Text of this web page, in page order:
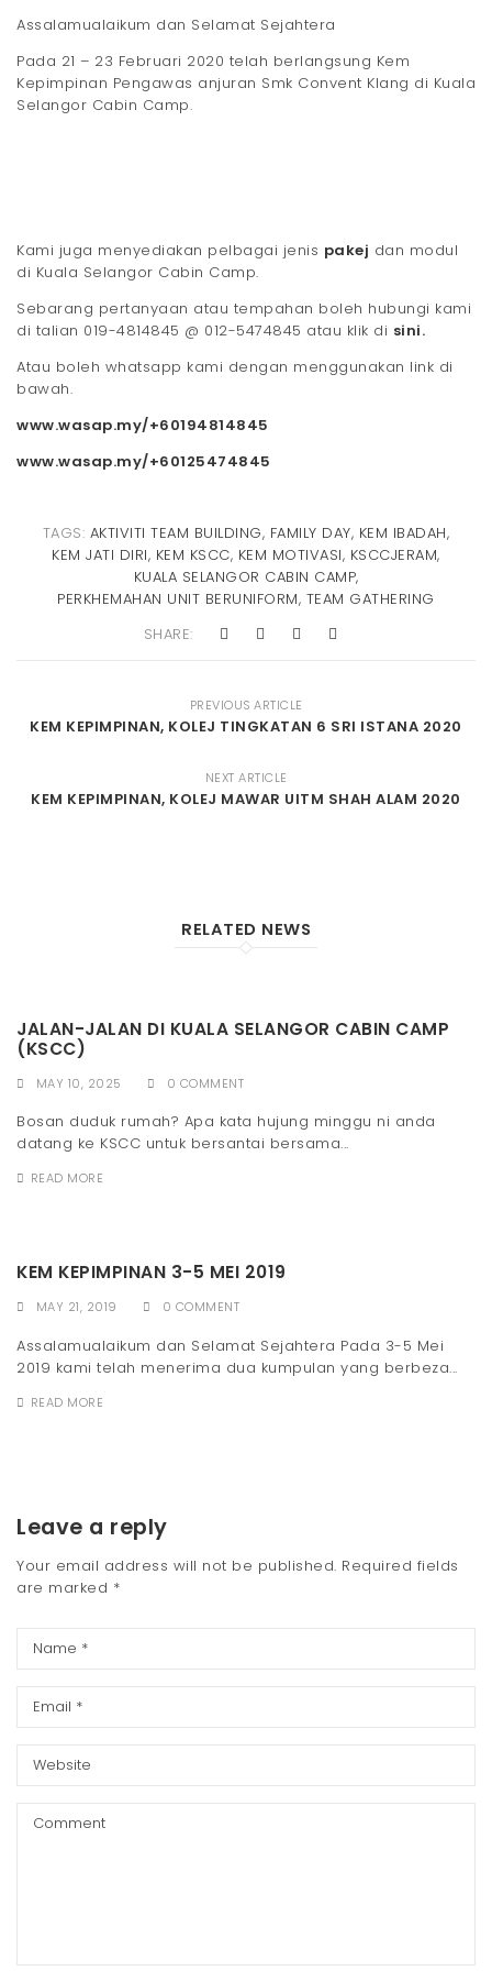
t
i
o
Assalamualaikum dan Selamat Sejahtera
Pada 21 – 23 Februari 2020 telah berlangsung Kem
Kepimpinan Pengawas anjuran Smk Convent Klang di Kuala
Selangor Cabin Camp.
Kami juga menyediakan pelbagai jenis pakej dan modul
di Kuala Selangor Cabin Camp.
Sebarang pertanyaan atau tempahan boleh hubungi kami
di talian 019-4814845 @ 012-5474845 atau klik di sini.
Atau boleh whatsapp kami dengan menggunakan link di
bawah.
www.wasap.my/+60194814845
www.wasap.my/+60125474845
TAGS: AKTIVITI TEAM BUILDING, FAMILY DAY, KEM IBADAH,
KEM JATI DIRI, KEM KSCC, KEM MOTIVASI, KSCCJERAM,
KUALA SELANGOR CABIN CAMP,
PERKHEMAHAN UNIT BERUNIFORM, TEAM GATHERING
SHARE:
PREVIOUS ARTICLE
KEM KEPIMPINAN, KOLEJ TINGKATAN 6 SRI ISTANA 2020
NEXT ARTICLE
KEM KEPIMPINAN, KOLEJ MAWAR UITM SHAH ALAM 2020
RELATED NEWS
JALAN-JALAN DI KUALA SELANGOR CABIN CAMP
(KSCC)
MAY 10, 2025 0 COMMENT
Bosan duduk rumah? Apa kata hujung minggu ni anda
datang ke KSCC untuk bersantai bersama...
READ MORE
KEM KEPIMPINAN 3-5 MEI 2019
MAY 21, 2019 0 COMMENT
Assalamualaikum dan Selamat Sejahtera Pada 3-5 Mei
2019 kami telah menerima dua kumpulan yang berbeza...
READ MORE
Leave a reply
Your email address will not be published. Required fields
are marked *